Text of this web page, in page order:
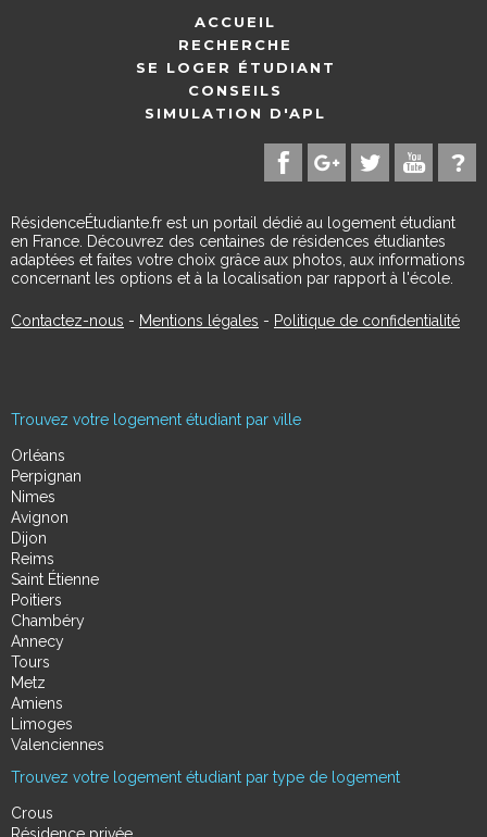
ACCUEIL
RECHERCHE
SE LOGER ÉTUDIANT
CONSEILS
SIMULATION D'APL
RésidenceÉtudiante.fr est un portail dédié au logement étudiant
en France. Découvrez des centaines de résidences étudiantes
adaptées et faites votre choix grâce aux photos, aux informations
concernant les options et à la localisation par rapport à l'école.
Contactez-nous - Mentions légales - Politique de confidentialité
Trouvez votre logement étudiant par ville
Orléans
Perpignan
Nimes
Avignon
Dijon
Reims
Saint Étienne
Poitiers
Chambéry
Annecy
Tours
Metz
Amiens
Limoges
Valenciennes
Trouvez votre logement étudiant par type de logement
Crous